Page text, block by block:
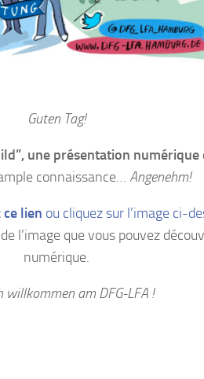
Guten Tag!
une présentation
connaissance… Angenehm!
ce lien ou cliquez sur l’image ci-
l’image que vous pouvez
numérique.
willkommen am DFG-LFA !